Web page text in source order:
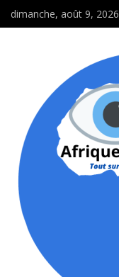
dimanche, août 9, 2026